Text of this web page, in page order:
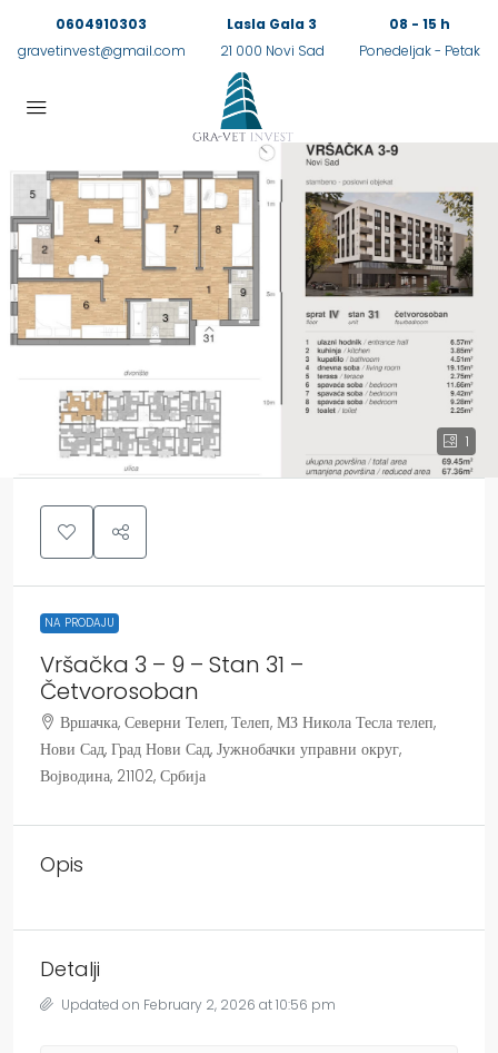
0604910303
gravetinvest@gmail.com
Lasla Gala 3
21 000 Novi Sad
08 - 15 h
Ponedeljak - Petak
1
NA PRODAJU
Vršačka 3 – 9 – Stan 31 –
Četvorosoban
Вршачка, Северни Телеп, Телеп, МЗ Никола Тесла телеп,
Нови Сад, Град Нови Сад, Јужнобачки управни округ,
Војводина, 21102, Србија
Opis
Detalji
Updated on February 2, 2026 at 10:56 pm